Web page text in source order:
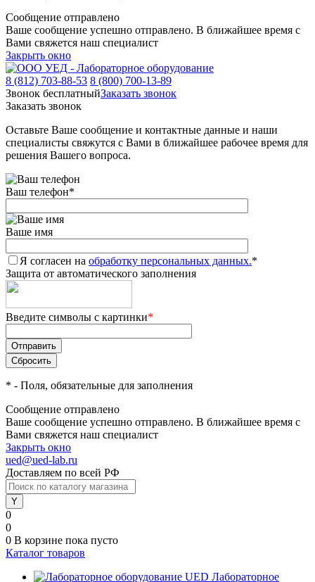
Сообщение отправлено
Ваше сообщение успешно отправлено. В ближайшее время с
Вами свяжется наш специалист
Закрыть окно
8 (812) 703-88-53 8 (800) 700-13-89
Звонок бесплатныйЗаказать звонок
Заказать звонок
Оставьте Ваше сообщение и контактные данные и наши
специалисты свяжутся с Вами в ближайшее рабочее время для
решения Вашего вопроса.
Ваш телефон*
Ваше имя
Я согласен на обработку персональных данных.*
Защита от автоматического заполнения
Введите символы с картинки*
* - Поля, обязательные для заполнения
Сообщение отправлено
Ваше сообщение успешно отправлено. В ближайшее время с
Вами свяжется наш специалист
Закрыть окно
ued@ued-lab.ru
Доставляем по всей РФ
0
0
0 В корзине пока пусто
Каталог товаров
Лабораторное